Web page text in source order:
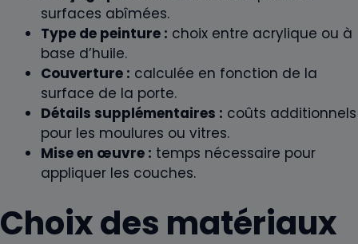
surfaces abîmées.
Type de peinture : choix entre acrylique ou à
base d’huile.
Couverture : calculée en fonction de la
surface de la porte.
Détails supplémentaires : coûts additionnels
pour les moulures ou vitres.
Mise en œuvre : temps nécessaire pour
appliquer les couches.
Choix des matériaux